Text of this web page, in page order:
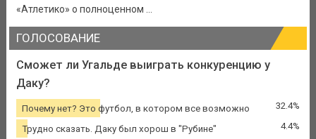
«Атлетико» о полноценном ...
ГОЛОСОВАНИЕ
Сможет ли Угальде выиграть конкуренцию у
Даку?
Почему нет? Это футбол, в котором все возможно 32.4%
Трудно сказать. Даку был хорош в "Рубине" 4.4%